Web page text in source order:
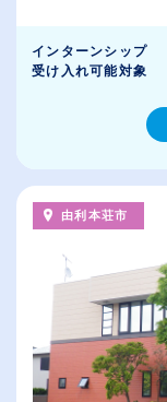
インターンシップ
受け入れ可能対象
由利本荘市